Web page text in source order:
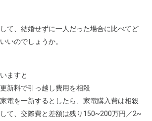
て、結婚せずに一人だった場合に比べてど
いのでしょうか。
ますと
新料で引っ越し費用を相殺
電を一新するとしたら、家電購入費は相殺
て、交際費と差額は残り150~200万円／2~